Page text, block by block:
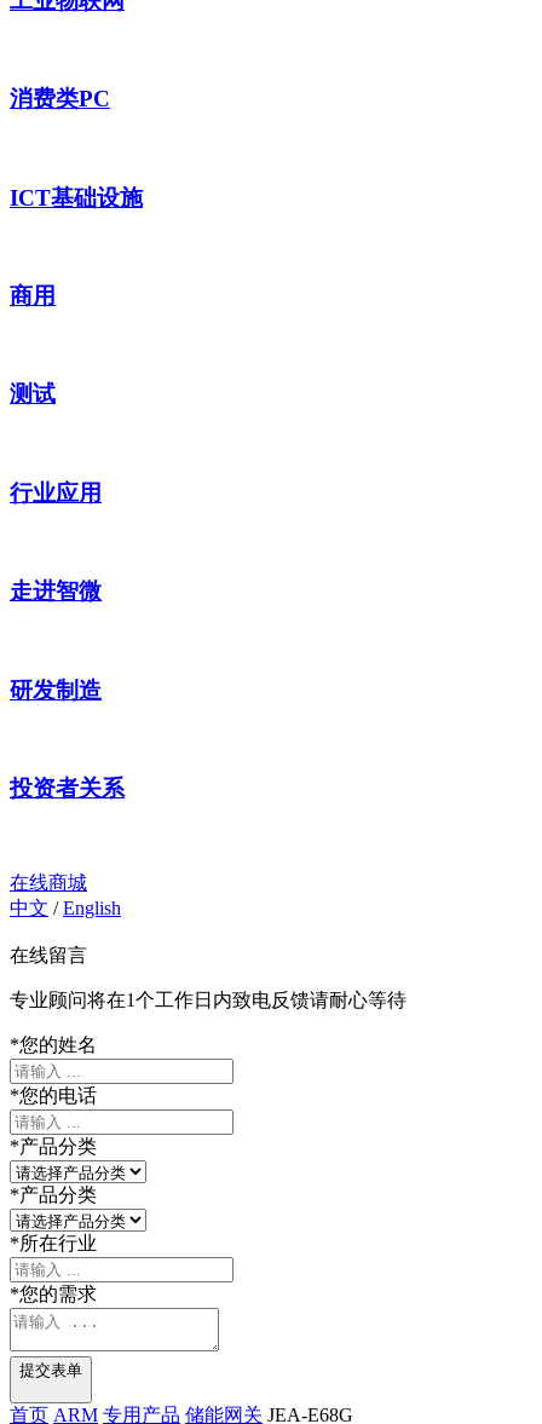
消费类PC
ICT基础设施
商用
测试
行业应用
走进智微
研发制造
投资者关系
在线商城
中文 /English
在线留言
专业顾问将在1个工作日内致电反馈请耐心等待
*您的姓名
*您的电话
*产品分类
*产品分类
*所在行业
*您的需求
提交表单
首页 ARM 专用产品 储能网关 JEA-E68G